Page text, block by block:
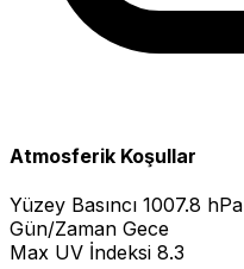
Atmosferik Koşullar
Yüzey Basıncı 1007.8 hPa
Gün/Zaman Gece
Max UV İndeksi 8.3